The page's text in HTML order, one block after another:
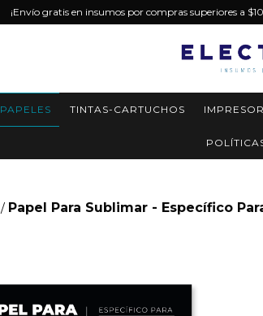
¡Envío gratis en insumos por compras superiores a
PAPELES TINTAS-CARTUCHOS
/ Papel Para Sublimar - Específico